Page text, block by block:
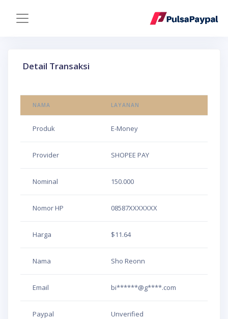
Detail Transaksi
NAMA LAYANAN
Produk E-Money
Provider SHOPEE PAY
Nominal 150.000
Nomor HP 08587XXXXXXX
Harga $11.64
Nama Sho Reonn
Email bi******@g****.com
Paypal Unverified